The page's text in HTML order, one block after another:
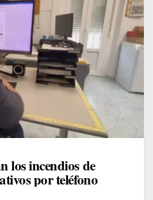
los incendios de
por teléfono